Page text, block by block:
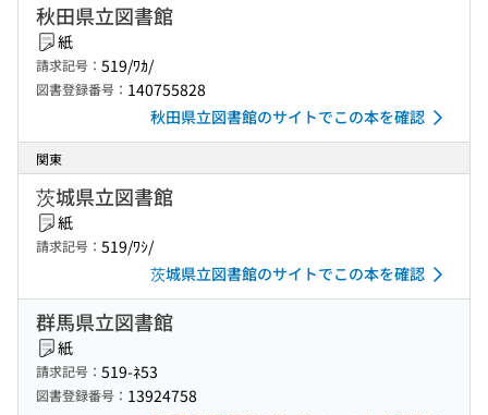
秋田県立図書館
紙
請求記号： 519/ﾜｶ/
図書登録番号： 140755828
秋田県立図書館のサイトでこの本を確認
関東
茨城県立図書館
紙
請求記号： 519/ﾜｼ/
茨城県立図書館のサイトでこの本を確認
群馬県立図書館
紙
請求記号： 519-ﾈ53
図書登録番号： 13924758